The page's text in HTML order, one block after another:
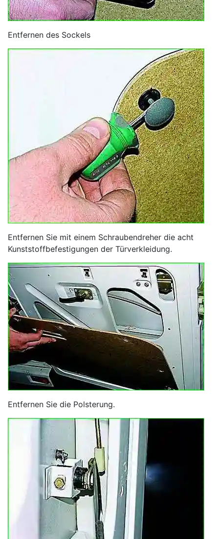
Entfernen des Sockels
Entfernen Sie mit einem Schraubendreher die acht
Kunststoffbefestigungen der Türverkleidung.
Entfernen Sie die Polsterung.